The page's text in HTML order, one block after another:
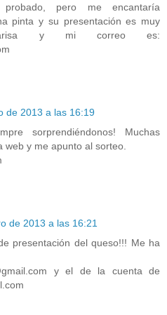
pero me encantaría
pinta y su presentación es muy
y mi correo es:
de 2013 a las 16:19
sorprendiéndonos! Muchas
y me apunto al sorteo.
de 2013 a las 16:21
presentación del queso!!! Me ha
y el de la cuenta de